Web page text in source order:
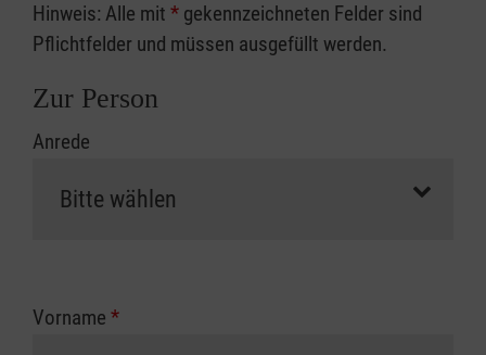
Hinweis: Alle mit * gekennzeichneten Felder sind
Pflichtfelder und müssen ausgefüllt werden.
Zur Person
Anrede
Vorname *